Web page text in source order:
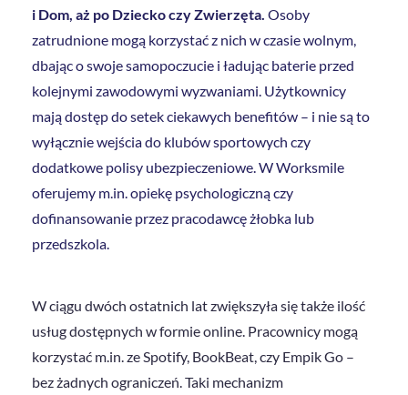
i Dom, aż po Dziecko czy Zwierzęta. Osoby
zatrudnione mogą korzystać z nich w czasie wolnym,
dbając o swoje samopoczucie i ładując baterie przed
kolejnymi zawodowymi wyzwaniami. Użytkownicy
mają dostęp do setek ciekawych benefitów – i nie są to
wyłącznie wejścia do klubów sportowych czy
dodatkowe polisy ubezpieczeniowe. W Worksmile
oferujemy m.in. opiekę psychologiczną czy
dofinansowanie przez pracodawcę żłobka lub
przedszkola.
W ciągu dwóch ostatnich lat zwiększyła się także ilość
usług dostępnych w formie online. Pracownicy mogą
korzystać m.in. ze Spotify, BookBeat, czy Empik Go –
bez żadnych ograniczeń. Taki mechanizm